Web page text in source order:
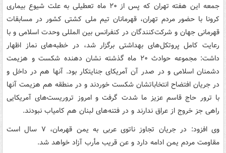
جمعه این هفته تهران که پس از ۲۰ ماه تعطیلی به علت شیوع بیماری
کرونا با حضور مردم تهران، قهرمانان تیم ملی کشتی کشور در مسابقات
قهرمانی جهان و شرکت‌کنندگان در کنفرانس بین المللی وحدت اسلامی و با
رعایت کامل پروتکل‌های بهداشتی برگزار شد، در خطبه‌های نماز اظهار
داشت: مجموعه حوادث ۲۰ ماه گذشته نشان دهنده شکست و هزیمت
دشمنان اسلامی و در صدر آن آمریکای جنایتکار بود. آنها هم در داخل و
در جریان افتضاح انتخاباتشان شکست خوردند و در منطقه هم هزیمت آنها
با ترور حاج قاسم عزیز ما شدت گرفت و امروز تروریست‌های آمریکایی
راهی جز خروج از عراق ندارند و در فتنه‌های لبنان هم کامیاب نبودند.
وی افزود: در جریان تجاوز ناتوی عربی به یمن قهرمان، ۷ سال است
مقاومت مردم یمن ادامه دارد و عن قریب مأرب آزاد خواهد شد.